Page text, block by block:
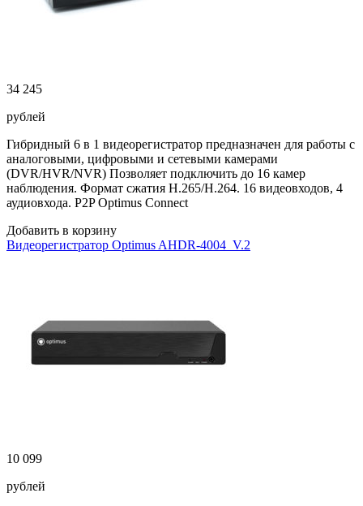
34 245
рублей
Гибридный 6 в 1 видеорегистратор предназначен для работы с
аналоговыми, цифровыми и сетевыми камерами
(DVR/HVR/NVR) Позволяет подключить до 16 камер
наблюдения. Формат сжатия H.265/H.264. 16 видеовходов, 4
аудиовхода. P2P Optimus Connect
Добавить в корзину
Видеорегистратор Optimus AHDR-4004_V.2
10 099
рублей